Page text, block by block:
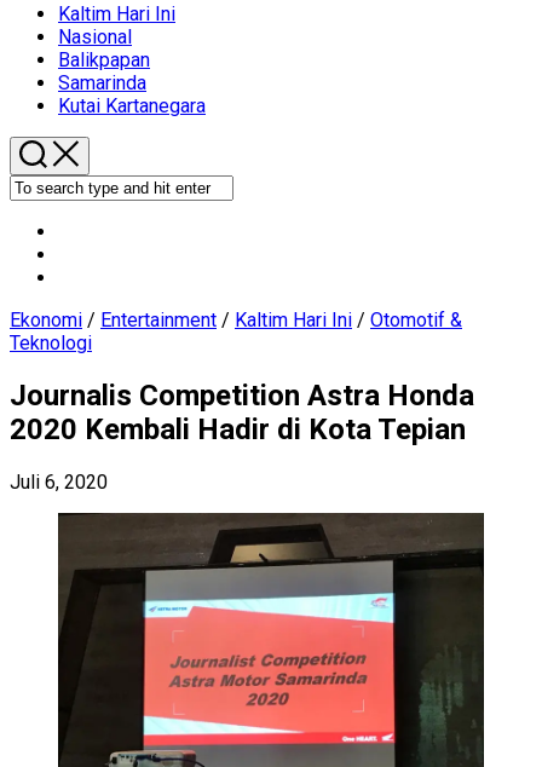
Current
Page
Parent
Kaltim Hari Ini
Nasional
Balikpapan
Samarinda
Kutai Kartanegara
Ekonomi / Entertainment / Kaltim Hari Ini / Otomotif &
Teknologi
Journalis Competition Astra Honda
2020 Kembali Hadir di Kota Tepian
Juli 6, 2020